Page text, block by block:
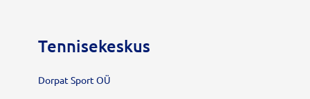
Tennisekeskus
Dorpat Sport OÜ